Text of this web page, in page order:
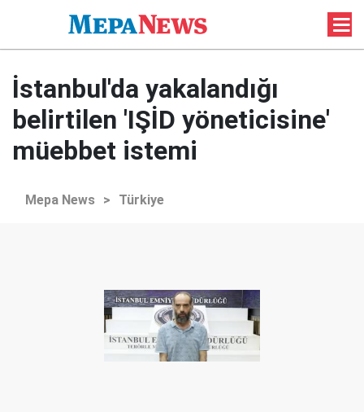
İstanbul'da yakalandığı
belirtilen 'IŞİD yöneticisine'
müebbet istemi
Mepa News > Türkiye